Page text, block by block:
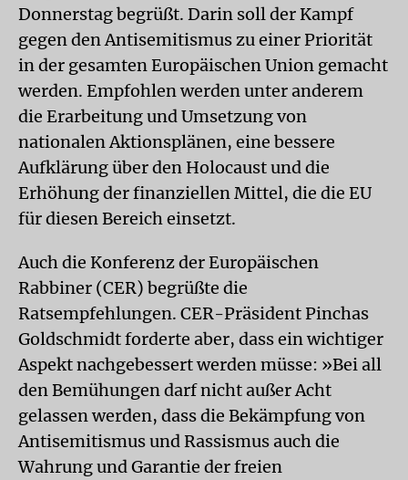
Donnerstag begrüßt. Darin soll der Kampf
gegen den Antisemitismus zu einer Priorität
in der gesamten Europäischen Union gemacht
werden. Empfohlen werden unter anderem
die Erarbeitung und Umsetzung von
nationalen Aktionsplänen, eine bessere
Aufklärung über den Holocaust und die
Erhöhung der finanziellen Mittel, die die EU
für diesen Bereich einsetzt.
Auch die Konferenz der Europäischen
Rabbiner (CER) begrüßte die
Ratsempfehlungen. CER-Präsident Pinchas
Goldschmidt forderte aber, dass ein wichtiger
Aspekt nachgebessert werden müsse: »Bei all
den Bemühungen darf nicht außer Acht
gelassen werden, dass die Bekämpfung von
Antisemitismus und Rassismus auch die
Wahrung und Garantie der freien